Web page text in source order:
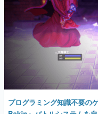
プログラミング知識不要の